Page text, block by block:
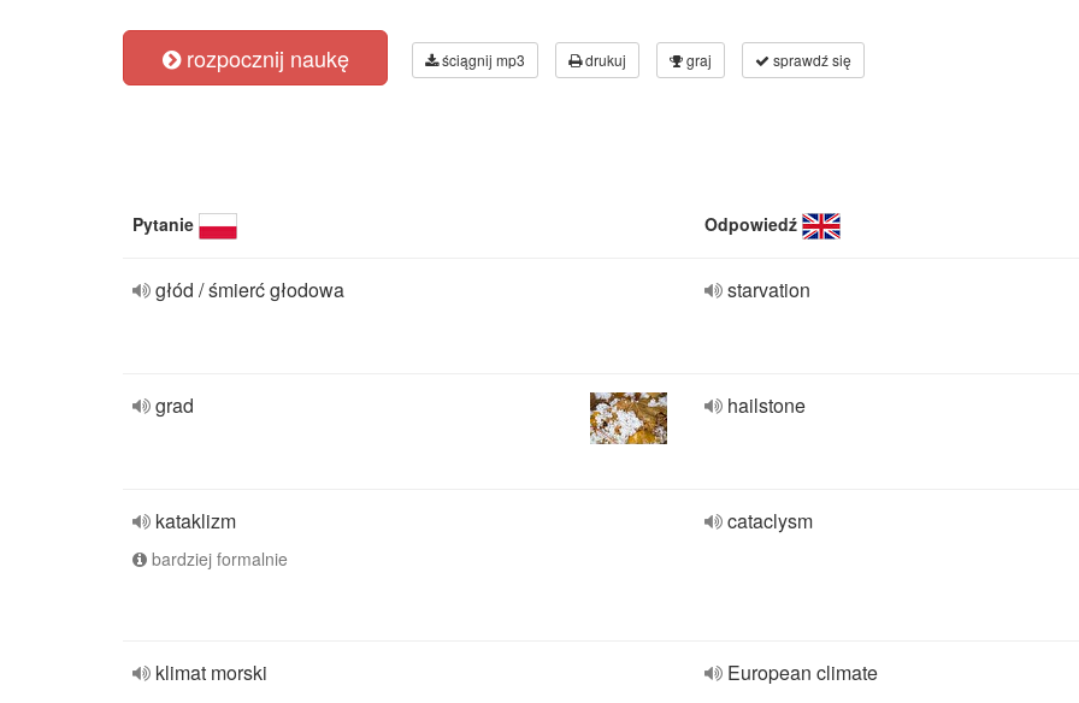
rozpocznij naukę ściągnij mp3 drukuj graj sprawdź się
Pytanie Odpowiedź
głód / śmierć głodowa starvation
grad hailstone
kataklizm
bardziej formalnie
cataclysm
klimat morski European climate